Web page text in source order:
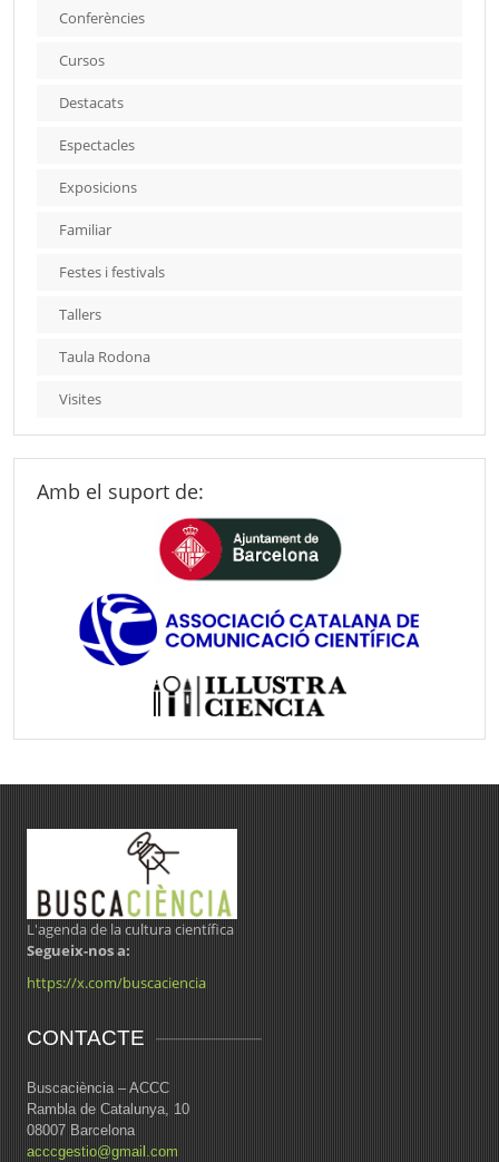
Conferències
Cursos
Destacats
Espectacles
Exposicions
Familiar
Festes i festivals
Tallers
Taula Rodona
Visites
Amb el suport de:
L'agenda de la cultura científica
Segueix-nos a:
https://x.com/buscaciencia
CONTACTE
Buscaciència – ACCC
Rambla de Catalunya, 10
08007 Barcelona
acccgestio@gmail.com